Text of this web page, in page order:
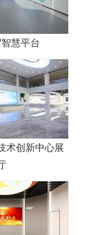
慧平台
术创新中心展